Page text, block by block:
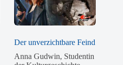
Der unverzichtbare Feind
Anna Gudwin, Studentin